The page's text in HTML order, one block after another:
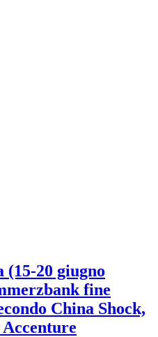
(15-20 giugno
fine
China Shock,